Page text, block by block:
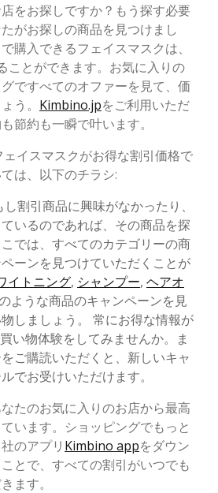
をお探しですか？もう探す必要
がお探しの商品を見つけまし
購入できるフェイスマスクは、
ことができます。お気に入りの
ですべてのオファーを見て、価
う。 Kimbino.jpをご利用いただ
節約も一瞬で叶います。
イスマスクがお得な割引価格で
は、以下のチラシ:
割引商品に興味がなかったり、
いるのであれば、その商品を探
では、すべてのカテゴリーの商
ーンを見つけていただくことが
イトニング, シャンプー, ヘアオ
ような商品のキャンペーンを見
しましょう。 常にお得な情報が
い物体験をしてみませんか。ま
ご購読いただくと、新しいキャ
でお受けいただけます。
たのお気に入りのお店から最高
います。ショッピングでもっと
のアプリ Kimbino appをダウン
とで、すべての割引がいつでも
ます。